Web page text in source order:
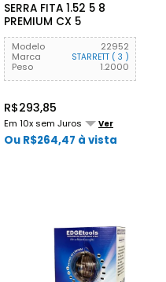
SERRA FITA 1.52 5 8
PREMIUM CX 5
STARRETT
Modelo
22952
Marca
STARRETT ( 3 )
Peso 1.2000
R$293,85
Em 10x sem Juros Ver
Ou R$264,47 à vista